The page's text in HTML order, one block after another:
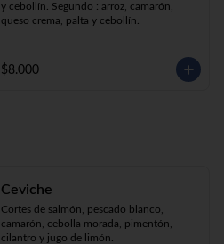
y cebollín. Segundo : arroz, camarón,
queso crema, palta y cebollín.
$8.000
Ceviche
Cortes de salmón, pescado blanco,
camarón, cebolla morada, pimentón,
cilantro y jugo de limón.